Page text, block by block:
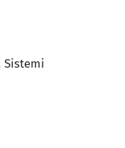
Sistemi